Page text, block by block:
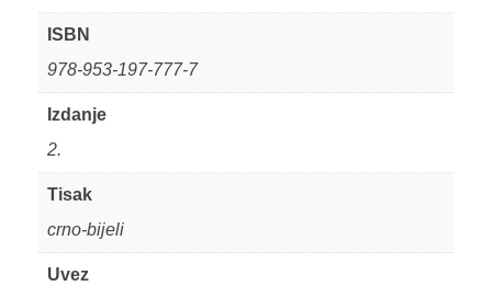
ISBN
978-953-197-777-7
Izdanje
2.
Tisak
crno-bijeli
Uvez